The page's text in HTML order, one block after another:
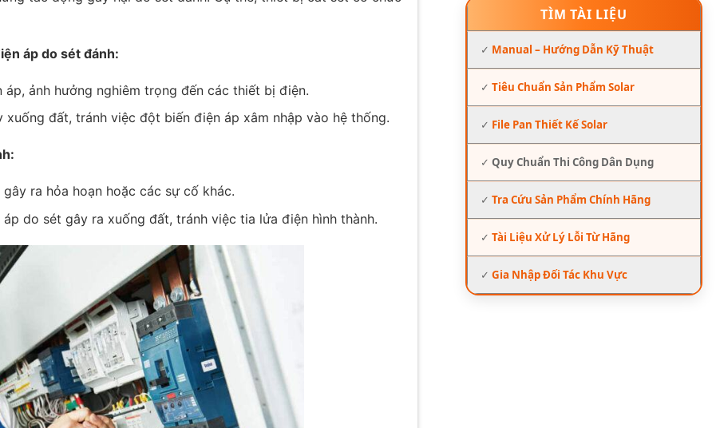
áp do sét đánh:
ảnh hưởng nghiêm trọng đến các thiết bị điện.
đất, tránh việc đột biến điện áp xâm nhập vào hệ thống.
ra hỏa hoạn hoặc các sự cố khác.
do sét gây ra xuống đất, tránh việc tia lửa điện hình thành.
TÌM TÀI LIỆU
✓ Manual – Hướng Dẫn Kỹ Thuật
✓ Tiêu Chuẩn Sản Phẩm Solar
✓ File Pan Thiết Kế Solar
✓ Quy Chuẩn Thi Công Dân Dụng
✓ Tra Cứu Sản Phẩm Chính Hãng
✓ Tài Liệu Xử Lý Lỗi Từ Hãng
✓ Gia Nhập Đối Tác Khu Vực